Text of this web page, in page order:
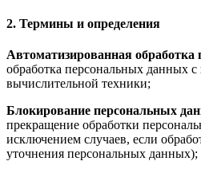
2. Термины и определения
Автоматизированная
обработка персональных данных
вычислительной техники;
Блокирование персональных
прекращение обработки
исключением случаев, если
уточнения персональных данных);